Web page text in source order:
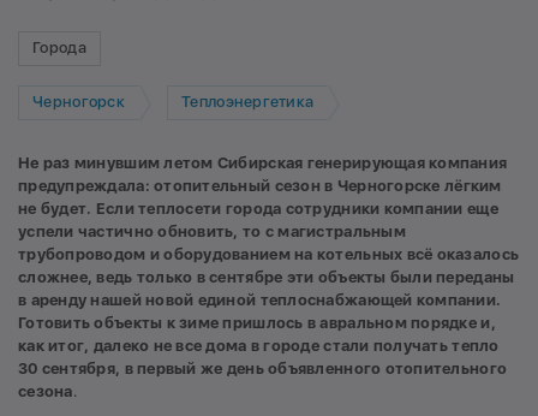
Города
Черногорск Теплоэнергетика
Не раз минувшим летом Сибирская генерирующая компания
предупреждала: отопительный сезон в Черногорске лёгким
не будет. Если теплосети города сотрудники компании еще
успели частично обновить, то с магистральным
трубопроводом и оборудованием на котельных всё оказалось
сложнее, ведь только в сентябре эти объекты были переданы
в аренду нашей новой единой теплоснабжающей компании.
Готовить объекты к зиме пришлось в авральном порядке и,
как итог, далеко не все дома в городе стали получать тепло
30 сентября, в первый же день объявленного отопительного
сезона.